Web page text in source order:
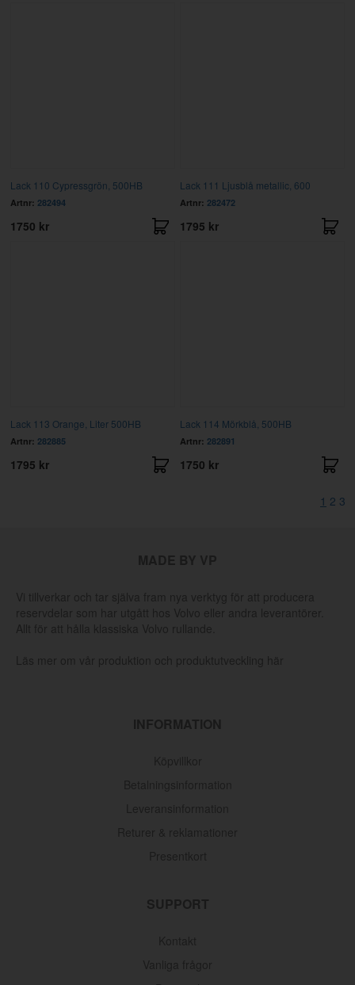
Lack 110 Cypressgrön, 500HB
Artnr: 282494
1750 kr
Lack 111 Ljusblå metallic, 600
Artnr: 282472
1795 kr
Lack 113 Orange, Liter 500HB
Artnr: 282885
1795 kr
Lack 114 Mörkblå, 500HB
Artnr: 282891
1750 kr
1 2 3